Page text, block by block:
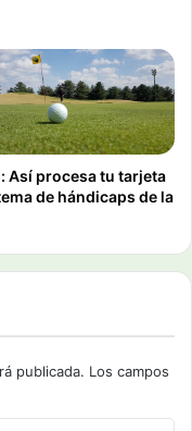
Así procesa tu tarjeta
de hándicaps de la
publicada. Los campos